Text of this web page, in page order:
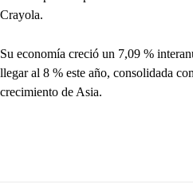
Crayola.
Su economía creció un 7,09 %
llegar al 8 % este año, consolidada
crecimiento de Asia.